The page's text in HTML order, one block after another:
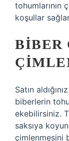
tohumlarının
koşullar
BIBER
Satın
biberlerin
ekebilirsiniz.
saksıya
çimlenmesini